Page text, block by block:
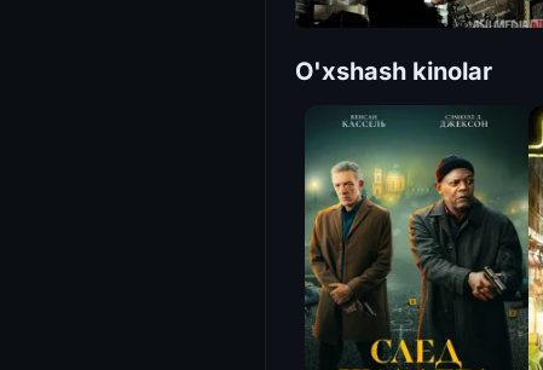
O'xshash kinolar